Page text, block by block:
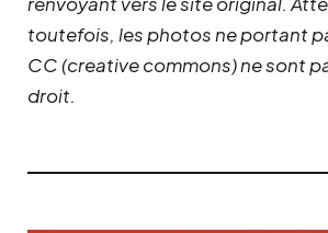
toutefois, les photos ne portant
CC (creative commons) ne sont
droit.